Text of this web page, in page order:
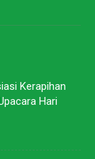
Kerapihan
Hari